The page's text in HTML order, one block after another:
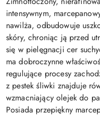
intensywnym,
nawilża, odbudowuje
skóry, chroniąc ją przed
się w pielęgnacji cer
ma dobroczynne
regulujące procesy
z pestek śliwki znajduje
wzmacniający olejek do
Posiada przepiękny